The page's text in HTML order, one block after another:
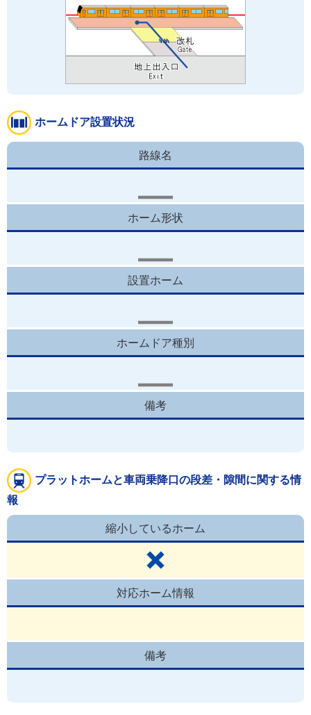
ホームドア設置状況
路線名
ホーム形状
設置ホーム
ホームドア種別
備考
プラットホームと車両乗降口の段差・隙間に関する情
報
縮小しているホーム
対応ホーム情報
備考